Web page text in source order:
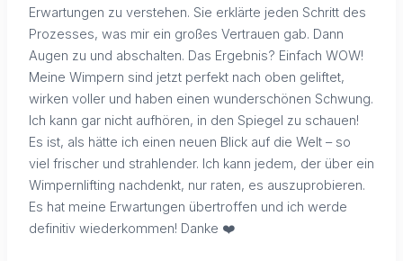
Erwartungen zu verstehen. Sie erklärte jeden Schritt des
Prozesses, was mir ein großes Vertrauen gab. Dann
Augen zu und abschalten. Das Ergebnis? Einfach WOW!
Meine Wimpern sind jetzt perfekt nach oben geliftet,
wirken voller und haben einen wunderschönen Schwung.
Ich kann gar nicht aufhören, in den Spiegel zu schauen!
Es ist, als hätte ich einen neuen Blick auf die Welt – so
viel frischer und strahlender. Ich kann jedem, der über ein
Wimpernlifting nachdenkt, nur raten, es auszuprobieren.
Es hat meine Erwartungen übertroffen und ich werde
definitiv wiederkommen! Danke ❤️